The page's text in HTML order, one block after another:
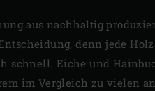
aus nachhaltig
denn jede
schnell. Eiche und
im Vergleich zu vielen